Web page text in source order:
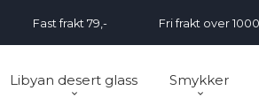
Fast frakt 79,- Fri frakt over
Libyan desert glass Smykker